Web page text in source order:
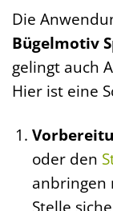
Die
Bügelmotiv
gelingt auch
Hier ist eine
oder den
anbringen